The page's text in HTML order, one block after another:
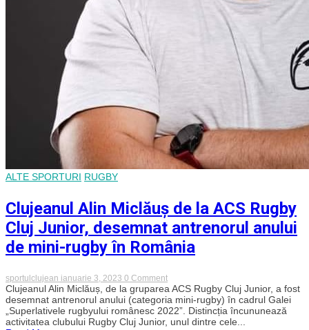
ALTE SPORTURI RUGBY
Clujeanul Alin Miclăuș de la ACS Rugby
Cluj Junior, desemnat antrenorul anului
de mini-rugby în România
sportulclujean ianuarie 3, 2023 0 Commenton
Clujeanul
Alin
Miclăuș
de
la
Clujeanul Alin Miclăuș, de la gruparea ACS Rugby Cluj Junior, a fost
desemnat antrenorul anului (categoria mini-rugby) în cadrul Galei
„Superlativele rugbyului românesc 2022”. Distincția încununează
activitatea clubului Rugby Cluj Junior, unul dintre cele...